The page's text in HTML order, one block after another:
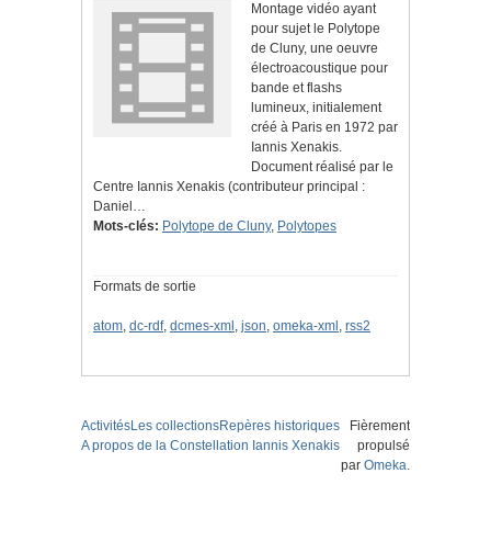
Montage vidéo ayant
pour sujet le Polytope
de Cluny, une oeuvre
électroacoustique pour
bande et flashs
lumineux, initialement
créé à Paris en 1972 par
Iannis Xenakis.
Document réalisé par le
Centre Iannis Xenakis (contributeur principal :
Daniel…
Mots-clés: Polytope de Cluny, Polytopes
Formats de sortie
atom, dc-rdf, dcmes-xml , json, omeka-xml , rss2
ActivitésLes collectionsRepères historiques
A propos de la Constellation Iannis Xenakis
Fièrement
propulsé
par Omeka.